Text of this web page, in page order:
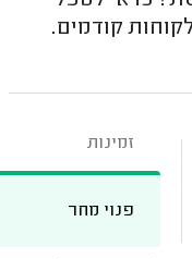
קודמים.
זמינות
פנוי מחר